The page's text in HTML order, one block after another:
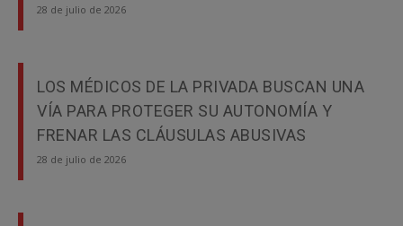
28 de julio de 2026
LOS MÉDICOS DE LA PRIVADA BUSCAN UNA
VÍA PARA PROTEGER SU AUTONOMÍA Y
FRENAR LAS CLÁUSULAS ABUSIVAS
28 de julio de 2026